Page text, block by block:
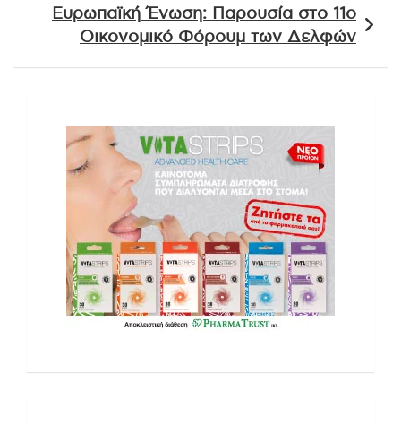
Ευρωπαϊκή Ένωση: Παρουσία στο 11ο
Οικονομικό Φόρουμ των Δελφών